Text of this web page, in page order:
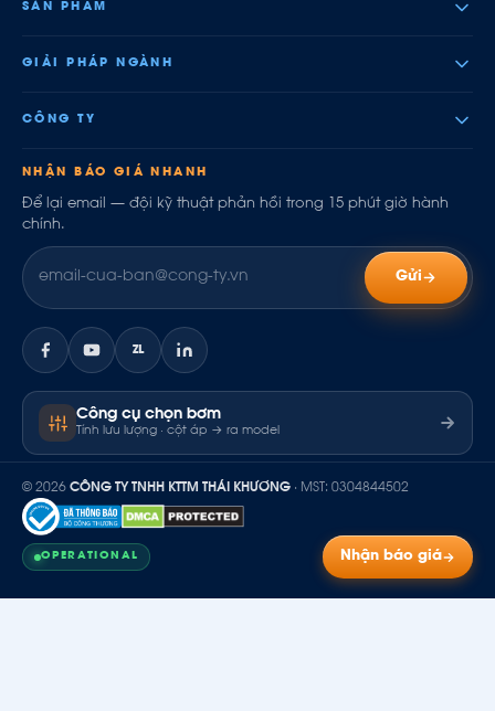
SẢN PHẨM
GIẢI PHÁP NGÀNH
CÔNG TY
NHẬN BÁO GIÁ NHANH
Để lại email — đội kỹ thuật phản hồi trong 15 phút giờ hành
chính.
Gửi
ZL
Công cụ chọn bơm
Tính lưu lượng · cột áp → ra model
© 2026 CÔNG TY TNHH KTTM THÁI KHƯƠNG · MST: 0304844502
OPERATIONAL Nhận báo giá